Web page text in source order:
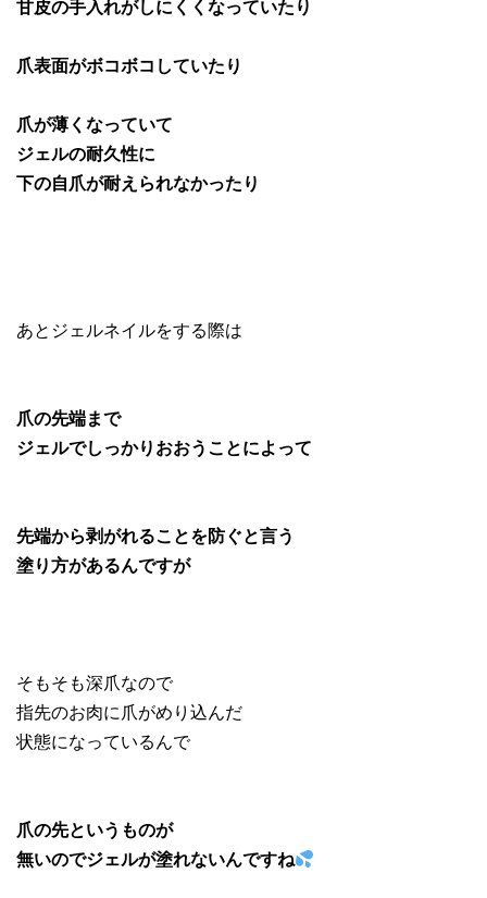
甘皮の手入れがしにくくなっていたり
爪表面がボコボコしていたり
爪が薄くなっていて
ジェルの耐久性に
下の自爪が耐えられなかったり
あとジェルネイルをする際は
爪の先端まで
ジェルでしっかりおおうことによって
先端から剥がれることを防ぐと言う
塗り方があるんですが
そもそも深爪なので
指先のお肉に爪がめり込んだ
状態になっているんで
爪の先というものが
無いのでジェルが塗れないんですね